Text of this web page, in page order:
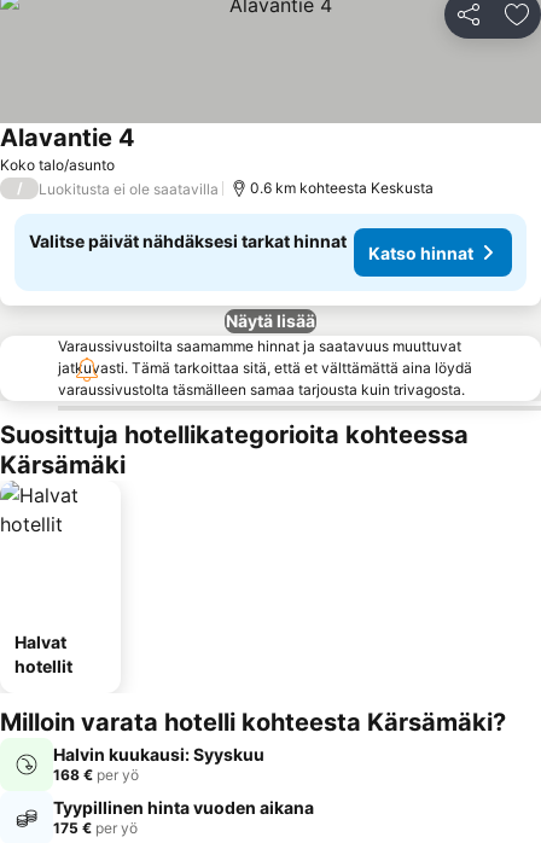
Jaa
Koko talo/asunto
Alavantie 4
/ Luokitusta ei ole saatavilla 0.6 km kohteesta Keskusta
Valitse päivät nähdäksesi tarkat hinnat
Katso hinnat
Näytä lisää
Varaussivustoilta saamamme hinnat ja saatavuus muuttuvat
jatkuvasti. Tämä tarkoittaa sitä, että et välttämättä aina löydä
varaussivustolta täsmälleen samaa tarjousta kuin trivagosta.
Suosittuja hotellikategorioita kohteessa
Kärsämäki
Halvat
hotellit
Milloin varata hotelli kohteesta Kärsämäki?
Halvin kuukausi: Syyskuu
168 € per yö
Tyypillinen hinta vuoden aikana
175 € per yö